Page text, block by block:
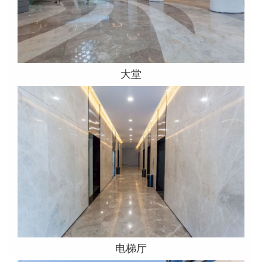
大堂
电梯厅